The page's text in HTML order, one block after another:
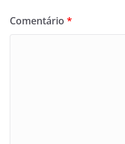
Comentário *